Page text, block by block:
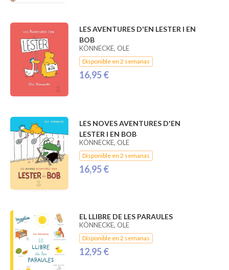
LES AVENTURES D'EN LESTER I EN
BOB
KÖNNECKE, OLE
Disponible en 2 semanas
16,95 €
LES NOVES AVENTURES D'EN
LESTER I EN BOB
KÖNNECKE, OLE
Disponible en 2 semanas
16,95 €
EL LLIBRE DE LES PARAULES
KÖNNECKE, OLE
Disponible en 2 semanas
12,95 €